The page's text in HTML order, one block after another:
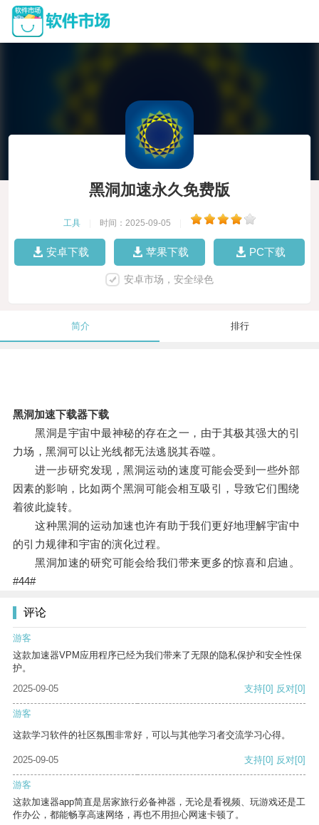
黑洞加速永久免费版
工具 时间：2025-09-05
安卓下载 苹果下载 PC下载
安卓市场，安全绿色
简介 排行
黑洞加速下载器下载
黑洞是宇宙中最神秘的存在之一，由于其极其强大的引
力场，黑洞可以让光线都无法逃脱其吞噬。
进一步研究发现，黑洞运动的速度可能会受到一些外部
因素的影响，比如两个黑洞可能会相互吸引，导致它们围绕
着彼此旋转。
这种黑洞的运动加速也许有助于我们更好地理解宇宙中
的引力规律和宇宙的演化过程。
黑洞加速的研究可能会给我们带来更多的惊喜和启迪。
#44#
评论
游客
这款加速器VPM应用程序已经为我们带来了无限的隐私保护和安全性保
护。
2025-09-05
支持[0] 反对[0]
游客
这款学习软件的社区氛围非常好，可以与其他学习者交流学习心得。
2025-09-05 支持[0] 反对[0]
游客
这款加速器app简直是居家旅行必备神器，无论是看视频、玩游戏还是工
作办公，都能畅享高速网络，再也不用担心网速卡顿了。